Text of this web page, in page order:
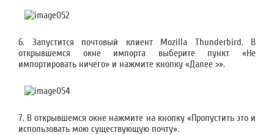
6. Запустится почтовый клиент Mozilla Thunderbird. В
открывшемся окне импорта выберите пункт «Не
импортировать ничего» и нажмите кнопку «Далее >».
7. В открывшемся окне нажмите на кнопку «Пропустить это и
использовать мою существующую почту».